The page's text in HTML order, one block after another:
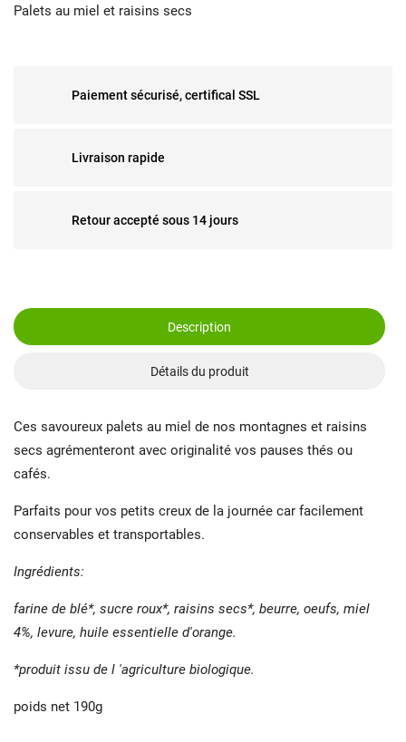
Palets au miel et raisins secs
Paiement sécurisé, certifical SSL
Livraison rapide
Retour accepté sous 14 jours
Description
Détails du produit
Ces savoureux palets au miel de nos montagnes et raisins
secs agrémenteront avec originalité vos pauses thés ou
cafés.
Parfaits pour vos petits creux de la journée car facilement
conservables et transportables.
Ingrédients:
farine de blé*, sucre roux*, raisins secs*, beurre, oeufs, miel
4%, levure, huile essentielle d'orange.
*produit issu de l 'agriculture biologique.
poids net 190g